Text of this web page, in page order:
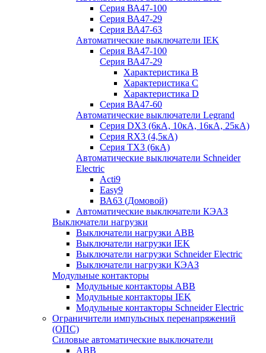
Серия ВА47-100
Серия ВА47-29
Серия ВА47-63
Автоматические выключатели IEK
Серия ВА47-100
Серия ВА47-29
Характеристика B
Характеристика C
Характеристика D
Серия ВА47-60
Автоматические выключатели Legrand
Серия DX3 (6кА, 10кА, 16кА, 25кА)
Серия RX3 (4,5кА)
Серия TX3 (6кА)
Автоматические выключатели Schneider
Electric
Acti9
Easy9
ВА63 (Домовой)
Автоматические выключатели КЭАЗ
Выключатели нагрузки
Выключатели нагрузки ABB
Выключатели нагрузки IEK
Выключатели нагрузки Schneider Electric
Выключатели нагрузки КЭАЗ
Модульные контакторы
Модульные контакторы ABB
Модульные контакторы IEK
Модульные контакторы Schneider Electric
Ограничители импульсных перенапряжений
(ОПС)
Силовые автоматические выключатели
ABB